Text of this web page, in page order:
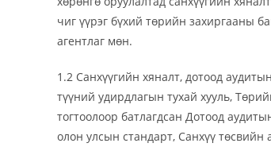
чиг үүрэг бүхий төрийн захиргааны
агентлаг мөн.
1.2 Санхүүгийн хяналт, дотоод
түүний удирдлагын тухай хууль,
тогтоолоор батлагдсан Дотоод
олон улсын стандарт, Санхүү төсвийн